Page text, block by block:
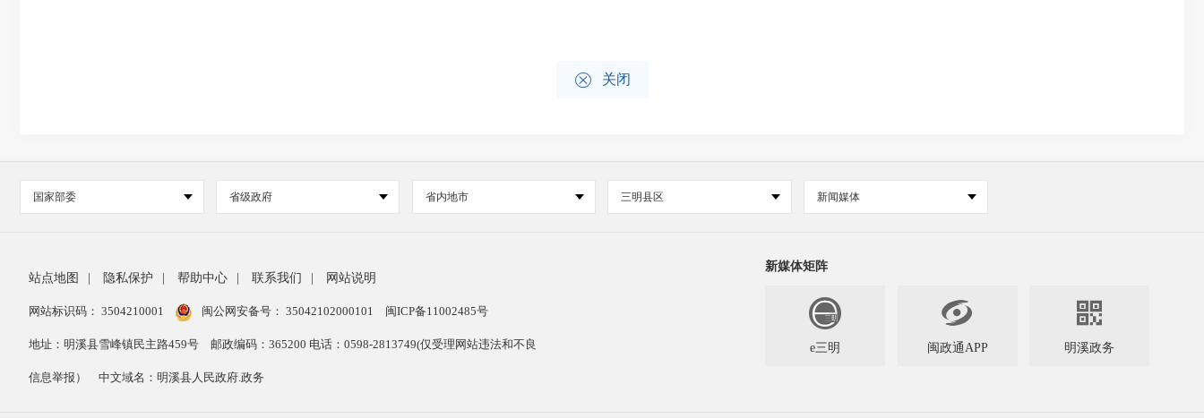
 关闭
国家部委 省级政府 省内地市 三明县区 新闻媒体
站点地图 隐私保护 帮助中心 联系我们 网站说明
网站标识码： 3504210001 闽公网安备号： 35042102000101 闽ICP备11002485号
地址：明溪县雪峰镇民主路459号 邮政编码：365200 电话：0598-2813749(仅受理网站违法和不良
信息举报） 中文域名：明溪县人民政府.政务
新媒体矩阵
e三明

闽政通APP

明溪政务